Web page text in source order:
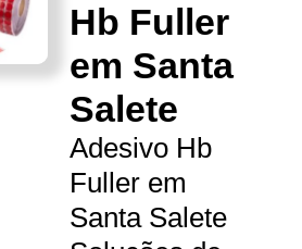
Hb Fuller
em Santa
Salete
Adesivo Hb
Fuller em
Santa Salete